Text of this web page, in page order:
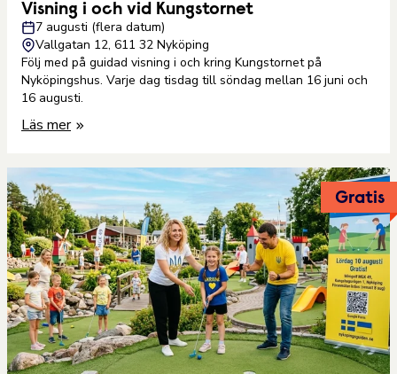
Visning i och vid Kungstornet
7 augusti (flera datum)
Vallgatan 12, 611 32 Nyköping
Följ med på guidad visning i och kring Kungstornet på
Nyköpingshus. Varje dag tisdag till söndag mellan 16 juni och
16 augusti.
Läs mer
Gratis